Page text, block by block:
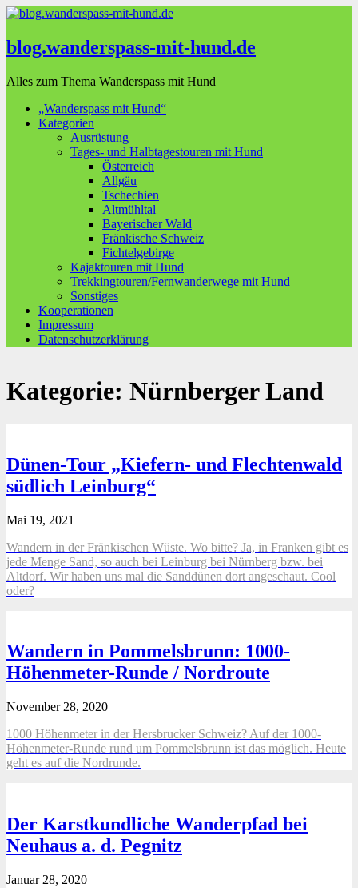
blog.wanderspass-mit-hund.de
Alles zum Thema Wanderspass mit Hund
„Wanderspass mit Hund“
Kategorien
Ausrüstung
Tages- und Halbtagestouren mit Hund
Österreich
Allgäu
Tschechien
Altmühltal
Bayerischer Wald
Fränkische Schweiz
Fichtelgebirge
Kajaktouren mit Hund
Trekkingtouren/Fernwanderwege mit Hund
Sonstiges
Kooperationen
Impressum
Datenschutzerklärung
Kategorie: Nürnberger Land
Dünen-Tour „Kiefern- und Flechtenwald
südlich Leinburg“
Mai 19, 2021
Wandern in der Fränkischen Wüste. Wo bitte? Ja, in Franken gibt es
jede Menge Sand, so auch bei Leinburg bei Nürnberg bzw. bei
Altdorf. Wir haben uns mal die Sanddünen dort angeschaut. Cool
oder?
Wandern in Pommelsbrunn: 1000-
Höhenmeter-Runde / Nordroute
November 28, 2020
1000 Höhenmeter in der Hersbrucker Schweiz? Auf der 1000-
Höhenmeter-Runde rund um Pommelsbrunn ist das möglich. Heute
geht es auf die Nordrunde.
Der Karstkundliche Wanderpfad bei
Neuhaus a. d. Pegnitz
Januar 28, 2020